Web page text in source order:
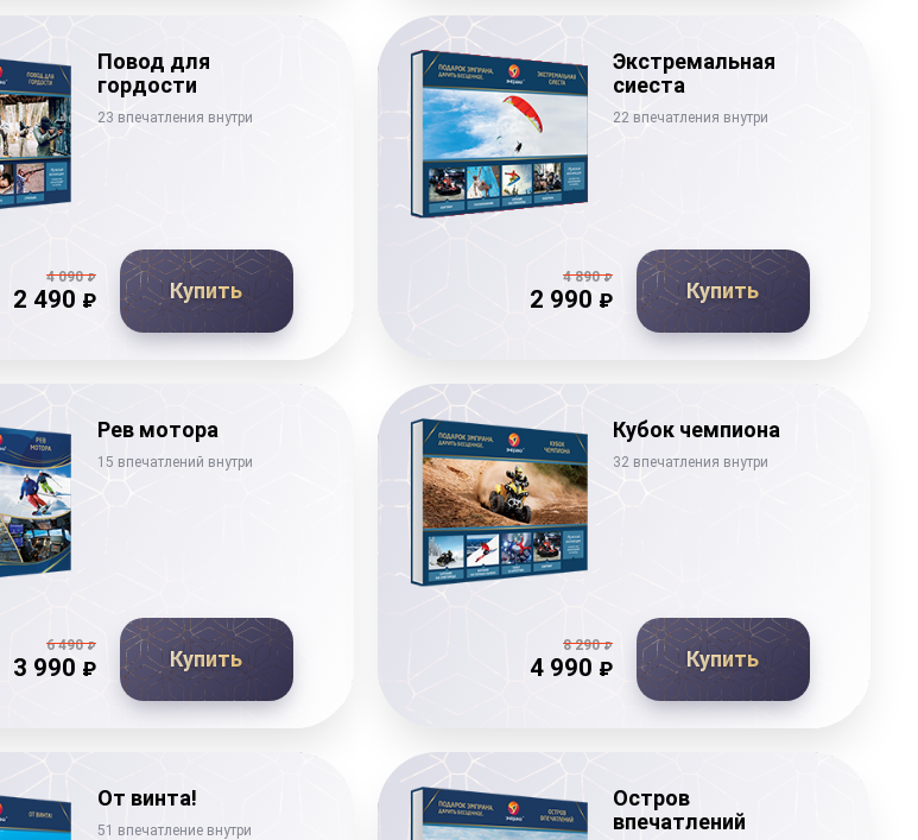
Повод для
гордости
23 впечатления внутри
4 090₽
2 490 ₽ Купить
Экстремальная
сиеста
22 впечатления внутри
4 890₽
2 990 ₽ Купить
Рев мотора
15 впечатлений внутри
6 490₽
3 990 ₽ Купить
Кубок чемпиона
32 впечатления внутри
8 290₽
4 990 ₽ Купить
От винта!
51 впечатление внутри
Остров
впечатлений